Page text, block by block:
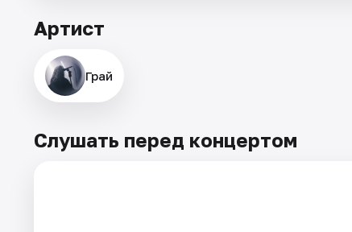
Артист
Грай
Слушать перед концертом